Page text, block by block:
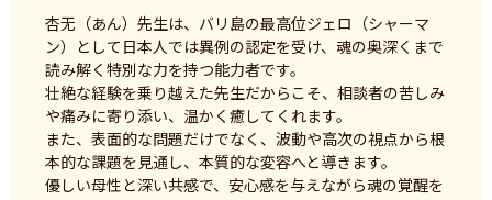
杏无（あん）先生は、バリ島の最高位ジェロ（シャーマ
ン）として日本人では異例の認定を受け、魂の奥深くまで
読み解く特別な力を持つ能力者です。
壮絶な経験を乗り越えた先生だからこそ、相談者の苦しみ
や痛みに寄り添い、温かく癒してくれます。
また、表面的な問題だけでなく、波動や高次の視点から根
本的な課題を見通し、本質的な変容へと導きます。
優しい母性と深い共感で、安心感を与えながら魂の覚醒を